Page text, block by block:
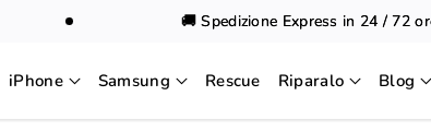
🚚 Spedizione Express in 24 / 72 ore
iPhone Samsung Rescue Riparalo Blog